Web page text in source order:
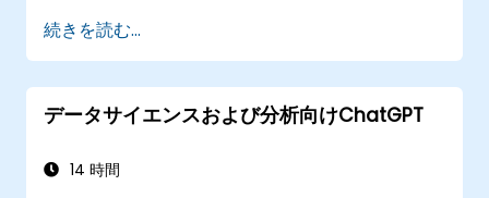
ChatGPTベースの自動チャットボットを開発
し、顧客からの問い合わせに対応可能にす
る。
​カスタマーサービス現場においてChatGPTを
を実践できる。
続きを読む...
データサイエンスおよび分析向けChatGPT
14 時間